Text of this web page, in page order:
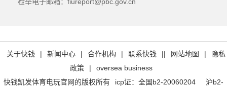
检举电子邮箱： fiureport@pbc.gov.cn
关于快钱 | 新闻中心 | 合作机构 | 联系快钱 || 网站地图 |
隐私
政策
|
oversea business
快钱凯发体育电玩官网的版权所有
icp证：全国b2-20060204
沪b2-